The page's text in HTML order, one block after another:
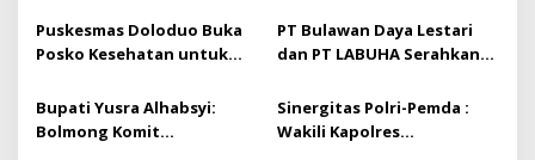
Bandang di
Solimandungan Bolmong
Terdampak, 601 Jiwa
Mengungsi
Puskesmas Doloduo Buka
Posko Kesehatan untuk
Desa Solimandungan 2
PT Bulawan Daya Lestari
dan PT LABUHA Serahkan
Nurul Iman Toruakat
Bupati Yusra Alhabsyi:
Bolmong Komit
Sinergitas Polri-Pemda :
Wakili Kapolres